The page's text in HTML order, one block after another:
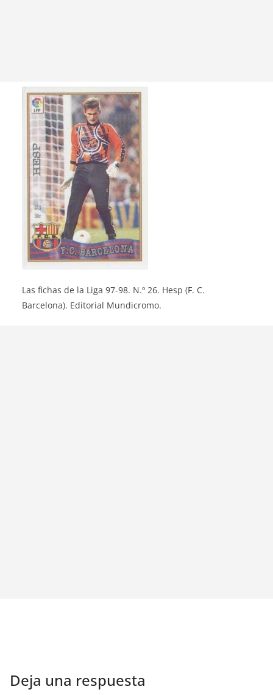
Las fichas de la Liga 97-98. N.º 26. Hesp (F. C.
Barcelona). Editorial Mundicromo.
Deja una respuesta